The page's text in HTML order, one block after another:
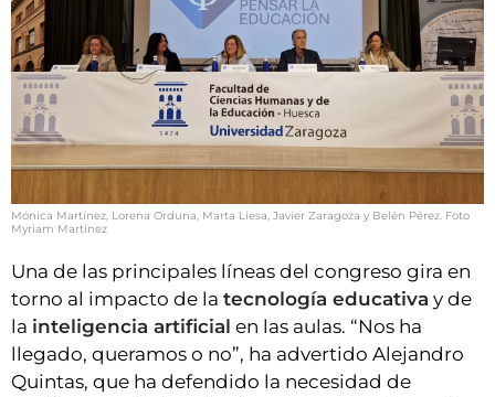
Mónica Martínez, Lorena Orduna, Marta Liesa, Javier Zaragoza y Belén Pérez. Foto
Myriam Martínez
Una de las principales líneas del congreso gira en
torno al impacto de la tecnología educativa y de
la inteligencia artificial en las aulas. “Nos ha
llegado, queramos o no”, ha advertido Alejandro
Quintas, que ha defendido la necesidad de